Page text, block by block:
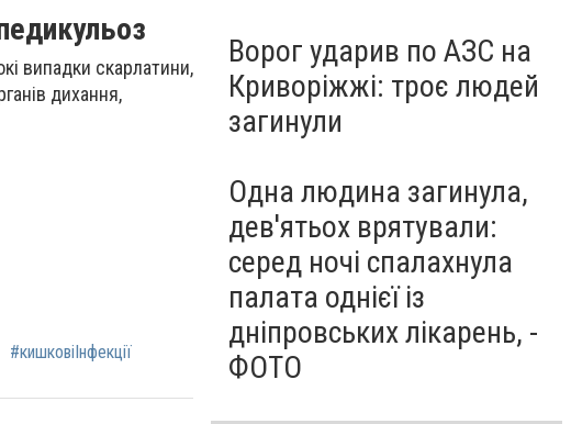
випадки скарлатини,
дихання,
#кишковіІнфекції
Ворог ударив по АЗС на
Криворіжжі: троє людей
загинули
Одна людина загинула,
дев'ятьох врятували:
серед ночі спалахнула
палата однієї із
дніпровських лікарень, -
ФОТО